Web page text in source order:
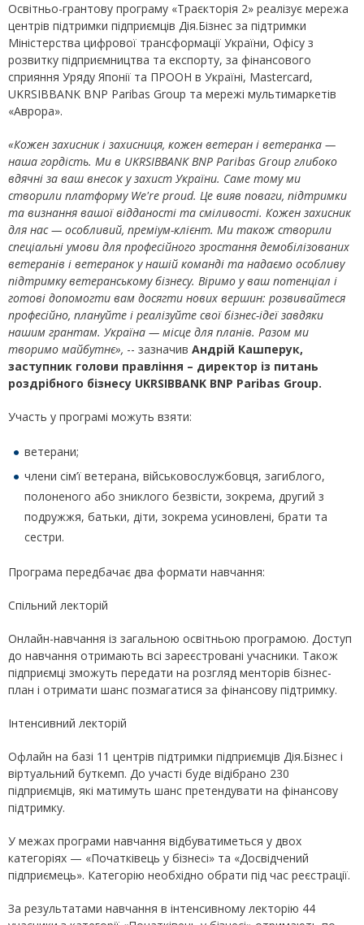
Освітньо-грантову програму «Траєкторія 2» реалізує мережа
центрів підтримки підприємців Дія.Бізнес за підтримки
Міністерства цифрової трансформації України, Офісу з
розвитку підприємництва та експорту, за фінансового
сприяння Уряду Японії та ПРООН в Україні, Mastercard,
UKRSIBBANK BNP Paribas Group та мережі мультимаркетів
«Аврора».
«Кожен захисник і захисниця, кожен ветеран і ветеранка —
наша гордість. Ми в UKRSIBBANK BNP Paribas Group глибоко
вдячні за ваш внесок у захист України. Саме тому ми
створили платформу We're proud. Це вияв поваги, підтримки
та визнання вашої відданості та сміливості. Кожен захисник
для нас — особливий, преміум-клієнт. Ми також створили
спеціальні умови для професійного зростання демобілізованих
ветеранів і ветеранок у нашій команді та надаємо особливу
підтримку ветеранському бізнесу. Віримо у ваш потенціал і
готові допомогти вам досягти нових вершин: розвивайтеся
професійно, плануйте і реалізуйте свої бізнес-ідеї завдяки
нашим грантам. Україна — місце для планів. Разом ми
творимо майбутнє», -- зазначив Андрій Кашперук,
заступник голови правління – директор із питань
роздрібного бізнесу UKRSIBBANK BNP Paribas Group.
Участь у програмі можуть взяти:
ветерани;
члени сім’ї ветерана, військовослужбовця, загиблого,
полоненого або зниклого безвісти, зокрема, другий з
подружжя, батьки, діти, зокрема усиновлені, брати та
сестри.
Програма передбачає два формати навчання:
Спільний лекторій
Онлайн-навчання із загальною освітньою програмою. Доступ
до навчання отримають всі зареєстровані учасники. Також
підприємці зможуть передати на розгляд менторів бізнес-
план і отримати шанс позмагатися за фінансову підтримку.
Інтенсивний лекторій
Офлайн на базі 11 центрів підтримки підприємців Дія.Бізнес і
віртуальний буткемп. До участі буде відібрано 230
підприємців, які матимуть шанс претендувати на фінансову
підтримку.
У межах програми навчання відбуватиметься у двох
категоріях — «Початківець у бізнесі» та «Досвідчений
підприємець». Категорію необхідно обрати під час реєстрації.
За результатами навчання в інтенсивному лекторію 44